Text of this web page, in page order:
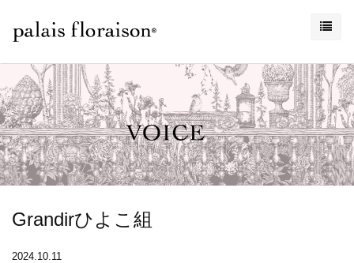
Grandirひよこ組
2024.10.11